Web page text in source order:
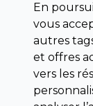
Para scolaire
Histoire
Pochoteque
Pleiade
En
vous
autres
et offres
vers les